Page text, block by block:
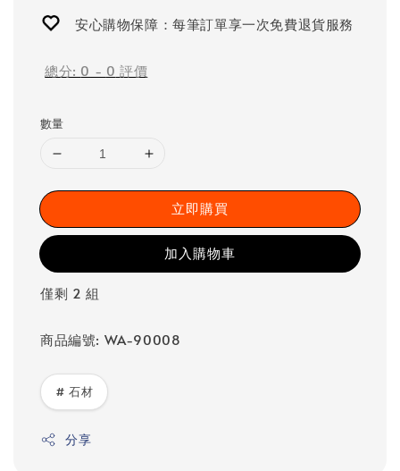
安心購物保障：每筆訂單享一次免費退貨服務
總分: 0 - 0 評價
數量
立即購買
加入購物車
僅剩 2 組
商品編號: WA-90008
# 石材
分享